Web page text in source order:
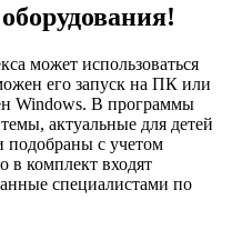
может использоваться
его запуск на ПК или
Windows. В программы
актуальные для детей
подобраны с учетом
в комплект входят
специалистами по